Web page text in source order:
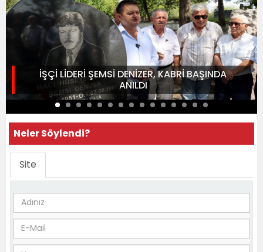
İŞÇİ LİDERİ ŞEMSİ DENİZER, KABRİ BAŞINDA
ANILDI
Neler Söylendi?
Site